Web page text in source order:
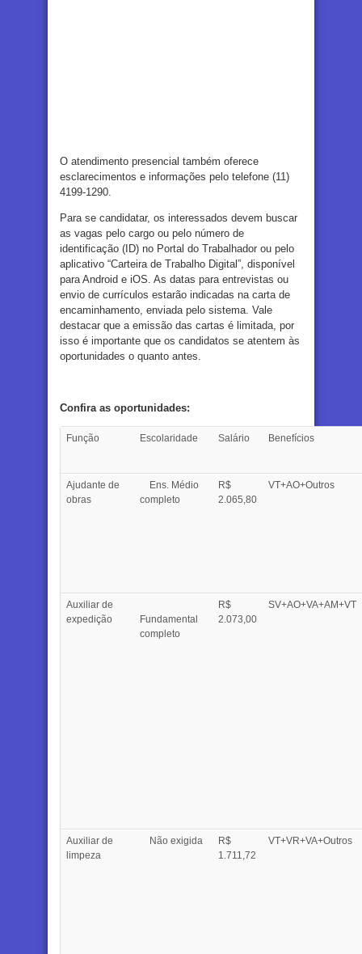
O atendimento presencial também oferece
esclarecimentos e informações pelo telefone (11)
4199-1290.
Para se candidatar, os interessados devem buscar
as vagas pelo cargo ou pelo número de
identificação (ID) no Portal do Trabalhador ou pelo
aplicativo “Carteira de Trabalho Digital”, disponível
para Android e iOS. As datas para entrevistas ou
envio de currículos estarão indicadas na carta de
encaminhamento, enviada pelo sistema. Vale
destacar que a emissão das cartas é limitada, por
isso é importante que os candidatos se atentem às
oportunidades o quanto antes.
Confira as oportunidades:
Função Escolaridade Salário Benefícios
Ajudante de
obras
Ens. Médio
completo
R$
2.065,80
VT+AO+Outros
Auxiliar de
expedição
Fundamental
completo
R$
2.073,00
SV+AO+VA+AM+VT
Auxiliar de
limpeza
Não exigida
R$
1.711,72
VT+VR+VA+Outros